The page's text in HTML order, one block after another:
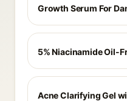
Growth Serum For
5% Niacinamide Oil-
Acne Clarifying Gel